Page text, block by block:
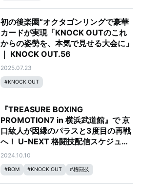
初の後楽園“オクタゴンリングで豪華
カードが実現「KNOCK OUTのこれ
からの姿勢を、本気で見せる大会に」
｜ KNOCK OUT.56
2025.07.23
#KNOCK OUT
『TREASURE BOXING
PROMOTION7 in 横浜武道館』で 京
口紘人が因縁のパラスと3度目の再戦
へ！ U-NEXT 格闘技配信スケジュー
ル 【10月11日～10月17日】
2024.10.10
#BOM #KNOCK OUT #格闘技